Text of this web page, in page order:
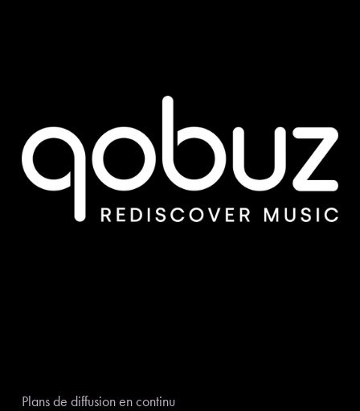
Plans de diffusion en continu